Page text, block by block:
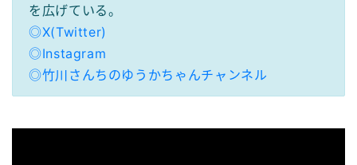
を広げている。
◎X(Twitter)
◎Instagram
◎竹川さんちのゆうかちゃんチャンネル